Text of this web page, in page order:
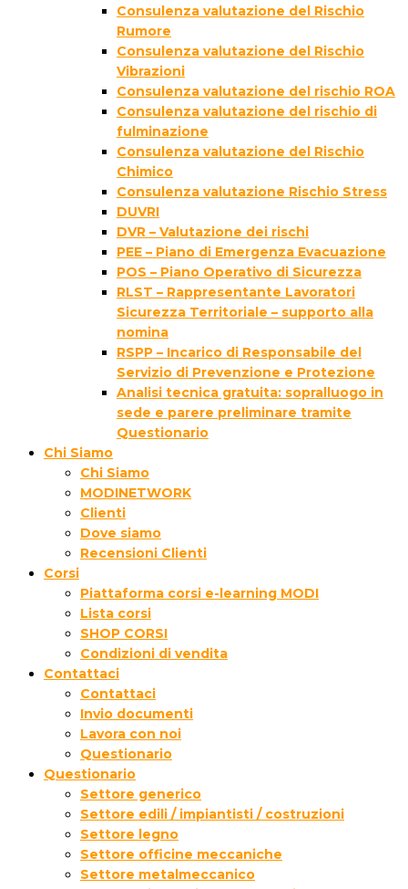
Consulenza valutazione del Rischio
Rumore
Consulenza valutazione del Rischio
Vibrazioni
Consulenza valutazione del rischio ROA
Consulenza valutazione del rischio di
fulminazione
Consulenza valutazione del Rischio
Chimico
Consulenza valutazione Rischio Stress
DUVRI
DVR – Valutazione dei rischi
PEE – Piano di Emergenza Evacuazione
POS – Piano Operativo di Sicurezza
RLST – Rappresentante Lavoratori
Sicurezza Territoriale – supporto alla
nomina
RSPP – Incarico di Responsabile del
Servizio di Prevenzione e Protezione
Analisi tecnica gratuita: sopralluogo in
sede e parere preliminare tramite
Questionario
Chi Siamo
Chi Siamo
MODINETWORK
Clienti
Dove siamo
Recensioni Clienti
Corsi
Piattaforma corsi e-learning MODI
Lista corsi
SHOP CORSI
Condizioni di vendita
Contattaci
Contattaci
Invio documenti
Lavora con noi
Questionario
Questionario
Settore generico
Settore edili / impiantisti / costruzioni
Settore legno
Settore officine meccaniche
Settore metalmeccanico